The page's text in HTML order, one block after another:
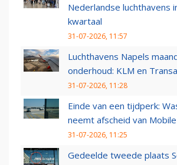
Nederlandse luchthavens
kwartaal
31-07-2026, 11:57
Luchthavens Napels
onderhoud: KLM en
31-07-2026, 11:28
Einde van een tijdperk:
neemt afscheid van
31-07-2026, 11:25
Gedeelde tweede plaats